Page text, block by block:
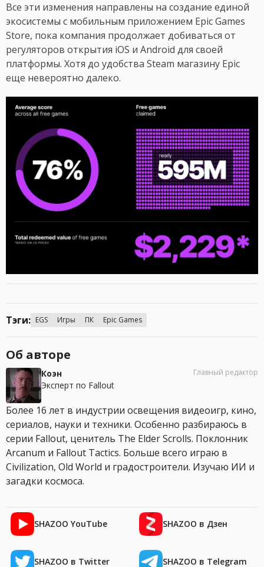
Все эти изменения направлены на создание единой
экосистемы с мобильным приложением Epic Games
Store, пока компания продолжает добиваться от
регуляторов открытия iOS и Android для своей
платформы. Хотя до удобства Steam магазину Epic
еще невероятно далеко.
Тэги: EGS Игры ПК Epic Games
Об авторе
Коэн
Эксперт по Fallout
Главный редактор
Более 16 лет в индустрии освещения видеоигр, кино,
сериалов, науки и техники. Особенно разбираюсь в
серии Fallout, ценитель The Elder Scrolls. Поклонник
Arcanum и Fallout Tactics. Больше всего играю в
Civilization, Old World и градостроители. Изучаю ИИ и
загадки космоса.
SHAZOO YouTube SHAZOO в Дзен
SHAZOO в Twitter SHAZOO в Telegram